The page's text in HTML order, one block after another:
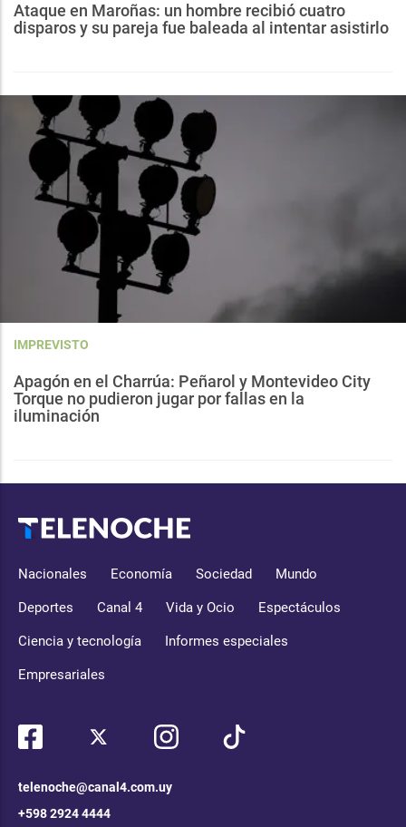
Ataque en Maroñas: un hombre recibió cuatro
disparos y su pareja fue baleada al intentar asistirlo
IMPREVISTO
Apagón en el Charrúa: Peñarol y Montevideo City
Torque no pudieron jugar por fallas en la
iluminación
Nacionales Economía Sociedad Mundo
Deportes Canal 4 Vida y Ocio Espectáculos
Ciencia y tecnología Informes especiales
Empresariales
telenoche@canal4.com.uy
+598 2924 4444